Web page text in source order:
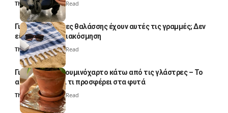
Thali Ombre 4 Min Read
Γιατί οι πετσέτες θαλάσσης έχουν αυτές τις γραμμές; Δεν
είναι μόνο για διακόσμηση
Thali Ombre5 Min Read
Γιατί βάζουν αλουμινόχαρτο κάτω από τις γλάστρες – Το
απλό κόλπο και τι προσφέρει στα φυτά
Thali Ombre4 Min Read